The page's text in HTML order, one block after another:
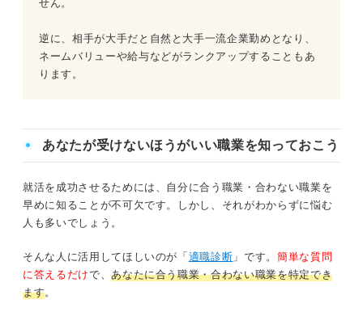
せん。
逆に、相手が大手だと自然と大手一流企業勤めとなり、
ネームバリューや給与などがランクアップすることもあ
ります。
あなたが受けないほうがいい職業を知っておこう
就活を成功させるためには、自分に合う職業・合わない職業を
早めに知ることが不可欠です。しかし、それがわからずに悩む
人も多いでしょう。
そんな人に活用してほしいのが「 適職診断 」です。 簡単な質問
に答えるだけで、あなたに合う職業・合わない職業を特定でき
ます。